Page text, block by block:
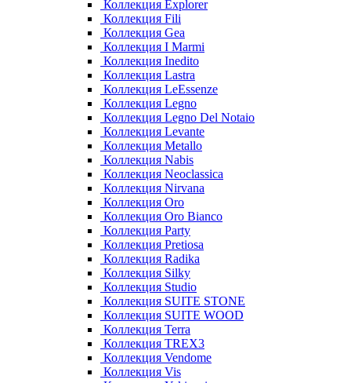
Коллекция Explorer
Коллекция Fili
Коллекция Gea
Коллекция I Marmi
Коллекция Inedito
Коллекция Lastra
Коллекция LeEssenze
Коллекция Legno
Коллекция Legno Del Notaio
Коллекция Levante
Коллекция Metallo
Коллекция Nabis
Коллекция Neoclassica
Коллекция Nirvana
Коллекция Oro
Коллекция Oro Bianco
Коллекция Party
Коллекция Pretiosa
Коллекция Radika
Коллекция Silky
Коллекция Studio
Коллекция SUITE STONE
Коллекция SUITE WOOD
Коллекция Terra
Коллекция TREX3
Коллекция Vendome
Коллекция Vis